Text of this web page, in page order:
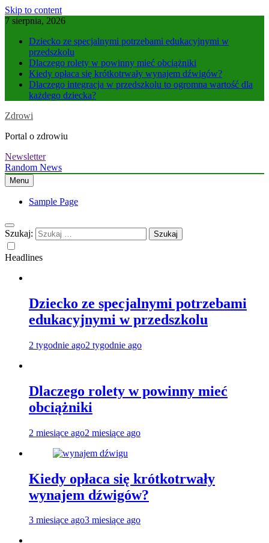
Skip to content
7 sierpnia, 2026
Dziecko ze specjalnymi potrzebami edukacyjnymi w
przedszkolu
Dlaczego rolety w powinny mieć obciążniki
Kiedy opłaca się krótkotrwały wynajem dźwigów?
Dlaczego integracja w przedszkolu to ogromna wartość dla
każdego dziecka?
Zdrowi
Portal o zdrowiu
Newsletter
Random News
Menu
Sample Page
Szukaj:
Headlines
Dziecko ze specjalnymi potrzebami
edukacyjnymi w przedszkolu
2 tygodnie ago2 tygodnie ago
Dlaczego rolety w powinny mieć
obciążniki
2 miesiące ago2 miesiące ago
Kiedy opłaca się krótkotrwały
wynajem dźwigów?
3 miesiące ago3 miesiące ago